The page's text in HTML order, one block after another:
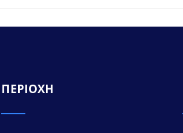
ΠΕΡΙΟΧΗ